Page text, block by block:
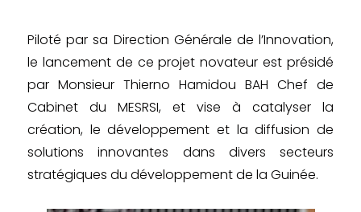
Piloté par sa Direction Générale de l’Innovation,
le lancement de ce projet novateur est présidé
par Monsieur Thierno Hamidou BAH Chef de
Cabinet du MESRSI, et vise à catalyser la
création, le développement et la diffusion de
solutions innovantes dans divers secteurs
stratégiques du développement de la Guinée.